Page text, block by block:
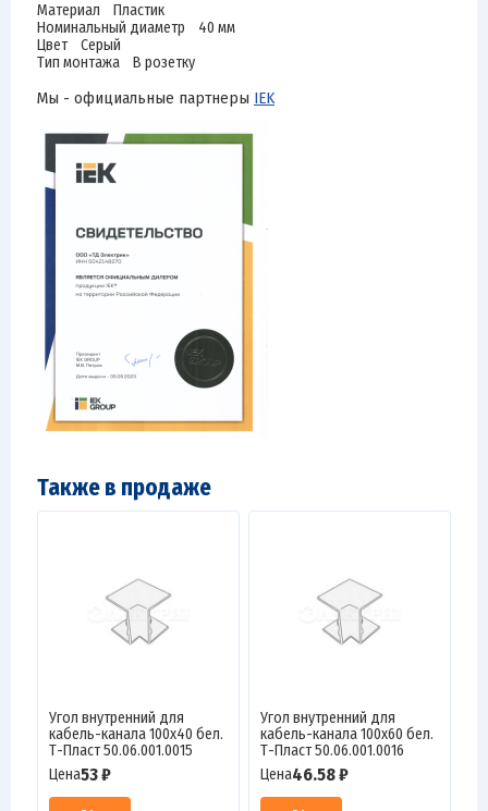
Материал Пластик
Номинальный диаметр 40 мм
Цвет Серый
Тип монтажа В розетку
Мы - официальные партнеры IEK
Также в продаже
Угол внутренний для
кабель-канала 100х40 бел.
Т-Пласт 50.06.001.0015
Цена53 ₽
Угол внутренний для
кабель-канала 100х60 бел.
Т-Пласт 50.06.001.0016
Цена46.58 ₽